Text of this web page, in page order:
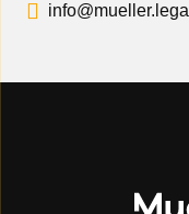
info@mueller.legal